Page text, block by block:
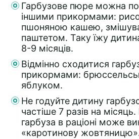
Гарбузове пюре можна
іншими прикормами:
пшоняною кашею,
паштетом. Таку їжу
8-9 місяців.
Відмінно сходитися
прикормами:
яблуком.
Не годуйте дитину
частіше 7 разів на
гарбуза в раціоні може
«каротинову